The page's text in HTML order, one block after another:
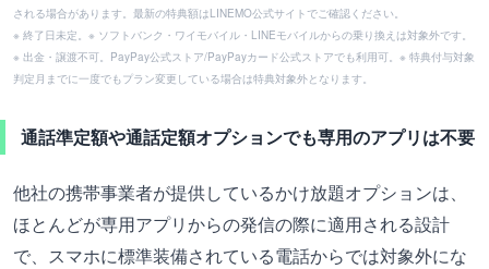
される場合があります。最新の特典額はLINEMO公式サイトでご確認ください。
※ 終了日未定。※ ソフトバンク・ワイモバイル・LINEモバイルからの乗り換えは対象外です。
※ 出金・譲渡不可。PayPay公式ストア/PayPayカード公式ストアでも利用可。※ 特典付与対象
判定月までに一度でもプラン変更している場合は特典対象外となります。
通話準定額や通話定額オプションでも専用のアプリは不要
他社の携帯事業者が提供しているかけ放題オプションは、
ほとんどが専用アプリからの発信の際に適用される設計
で、スマホに標準装備されている電話からでは対象外にな